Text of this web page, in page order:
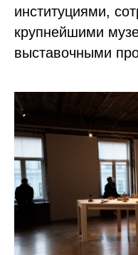
институциями,
крупнейшими
выставочными